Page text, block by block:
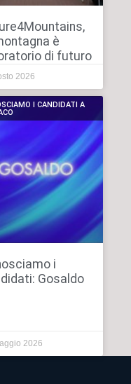
è
di futuro
2026
I CANDIDATI A
i
Gosaldo
2026